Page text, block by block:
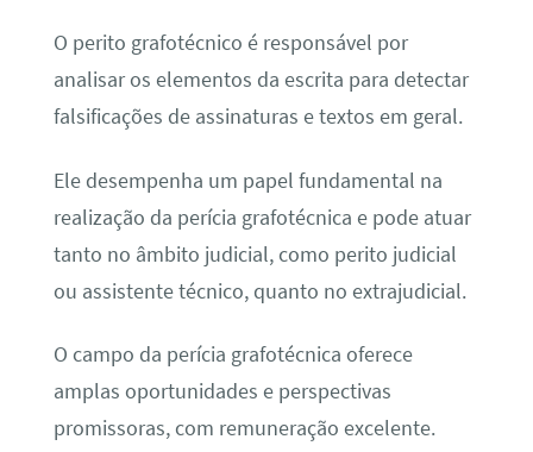
O perito grafotécnico é responsável por
analisar os elementos da escrita para detectar
falsificações de assinaturas e textos em geral.
Ele desempenha um papel fundamental na
realização da perícia grafotécnica e pode atuar
tanto no âmbito judicial, como perito judicial
ou assistente técnico, quanto no extrajudicial.
O campo da perícia grafotécnica oferece
amplas oportunidades e perspectivas
promissoras, com remuneração excelente.